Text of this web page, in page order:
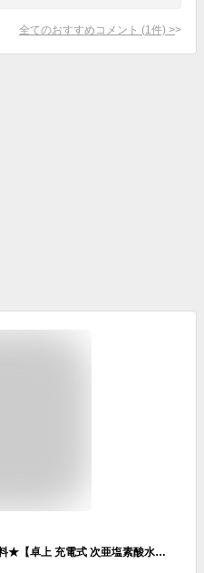
全てのおすすめコメント (1 件) >
【2024年 加湿器】★宅配便送料無料★【卓上 充電式 次亜塩素酸水対応 スティック ペットボトル グラス コップ オフィス USB 卓上加湿器 コードレス ベッドサイド ポータブル オフィス 小型 コンパクト おしゃれ 一人暮らし】3WAY ハンディサイズ ポータブル加湿器 BP2